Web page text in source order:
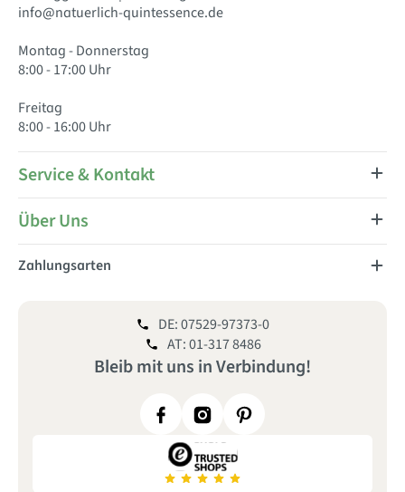
info@natuerlich-quintessence.de
Montag - Donnerstag
8:00 - 17:00 Uhr
Freitag
8:00 - 16:00 Uhr
Service & Kontakt
Über Uns
Zahlungsarten
Bleib mit uns inVerbindung!
DE: 07529-97373-0
AT: 01-317 8486